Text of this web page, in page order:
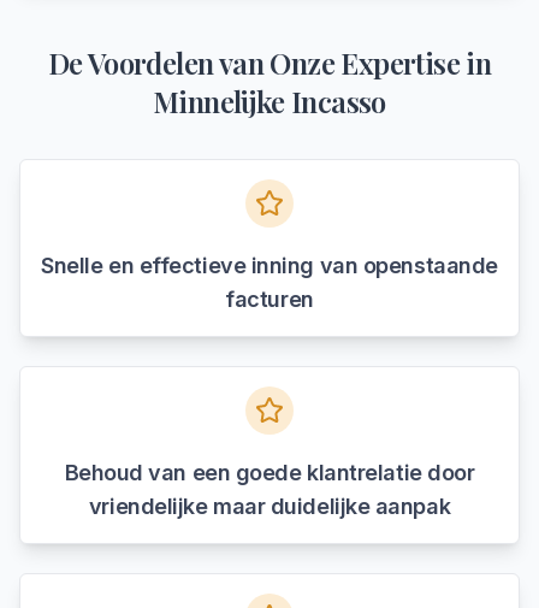
De Voordelen van Onze Expertise in
Minnelijke Incasso
Snelle en effectieve inning van openstaande
facturen
Behoud van een goede klantrelatie door
vriendelijke maar duidelijke aanpak